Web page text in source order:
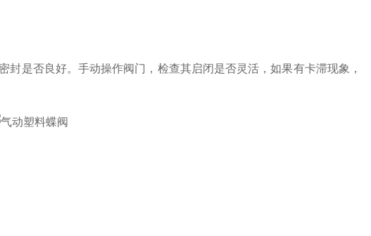
是否良好。手动操作阀门，检查其启闭是否灵活，如果有卡滞现象，